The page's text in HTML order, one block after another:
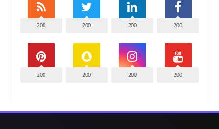
200
200
200
200
200
200
200
200